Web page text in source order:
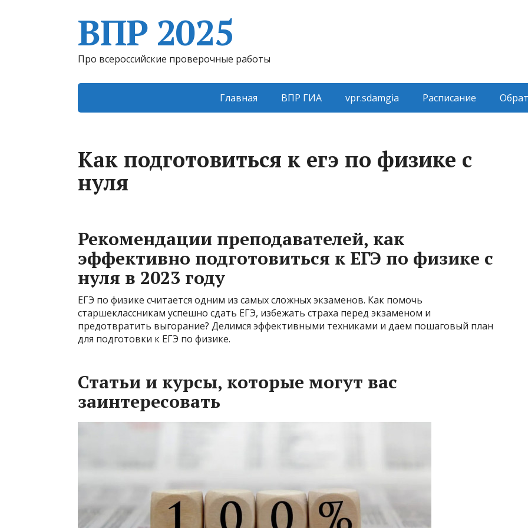
ВПР 2025
Про всероссийские проверочные работы
Главная ВПР ГИА vpr.sdamgia Расписание
Как подготовиться к егэ по физике с
нуля
Рекомендации преподавателей, как
эффективно подготовиться к ЕГЭ по физике с
нуля в 2023 году
ЕГЭ по физике считается одним из самых сложных экзаменов. Как помочь
старшеклассникам успешно сдать ЕГЭ, избежать страха перед экзаменом и
предотвратить выгорание? Делимся эффективными техниками и даем пошаговый план
для подготовки к ЕГЭ по физике.
Статьи и курсы, которые могут вас
заинтересовать